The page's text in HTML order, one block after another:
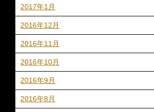
2017年1月
2016年12月
2016年11月
2016年10月
2016年9月
2016年8月